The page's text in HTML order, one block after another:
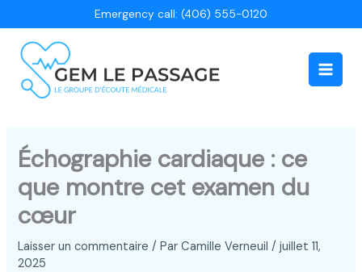
au
contenu
Emergency call: (406) 555-0120
Main
Échographie cardiaque : ce
que montre cet examen du
cœur
Laisser un commentaire / ParCamille Verneuil/juillet 11,
2025